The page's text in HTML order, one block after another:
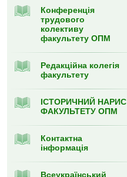
Конференція
трудового
колективу
факультету ОПМ
Редакційна колегія
факультету
ІСТОРИЧНИЙ НАРИС
ФАКУЛЬТЕТУ ОПМ
Контактна
інформація
Всеукраїнський